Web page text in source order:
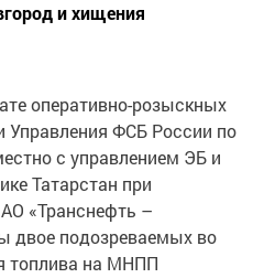
и хищения
оперативно-розыскных
Упpaвления ФCБ России по
с управлением ЭБ и
Татарстан при
«Транснефть –
двое подозреваемых во
топлива на MНПП